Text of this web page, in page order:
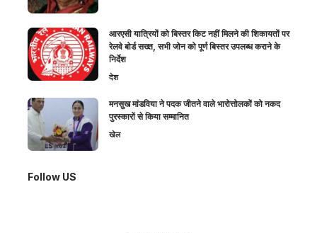
आरएसी यात्रियों को बिस्तर किट नहीं मिलने की शिकायतों पर
रेलवे बोर्ड सख्त, सभी जोन को पूर्ण बिस्तर उपलब्ध कराने के
निर्देश
देश
मनसुख मांडविया ने पदक जीतने वाले भारोत्तोलकों को नकद
पुरस्कारों से किया सम्मानित
खेल
Follow US